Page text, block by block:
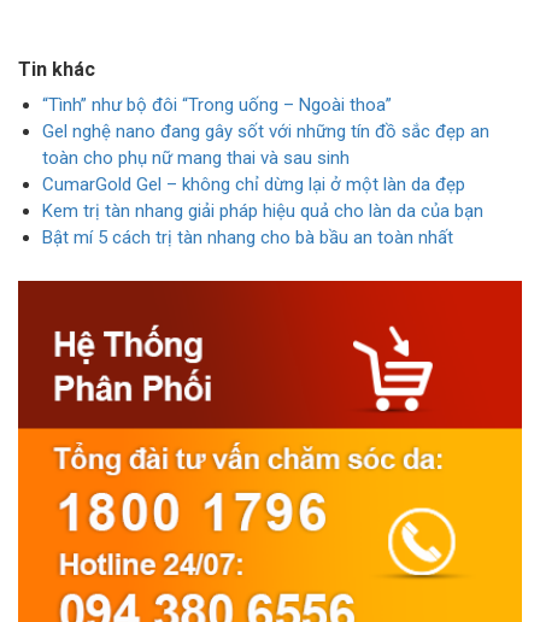
Tin khác
“Tình” như bộ đôi “Trong uống – Ngoài thoa”
Gel nghệ nano đang gây sốt với những tín đồ sắc đẹp an
toàn cho phụ nữ mang thai và sau sinh
CumarGold Gel – không chỉ dừng lại ở một làn da đẹp
Kem trị tàn nhang giải pháp hiệu quả cho làn da của bạn
Bật mí 5 cách trị tàn nhang cho bà bầu an toàn nhất